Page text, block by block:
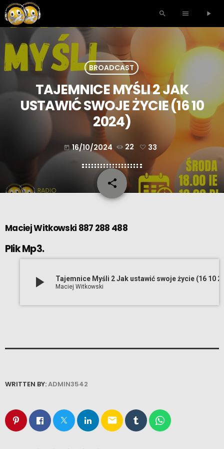
search menu play_arrow
BROADCAST
TAJEMNICE MYŚLI 2 JAK
USTAWIĆ SWOJE ŻYCIE (16 10
2024)
today 16/10/2024 22 33
share
email
Maciej Witkowski 887 288 488
Plik Mp3.
play_arrow Maciej Witkowski
WRITTEN BY:ADMIN3542
email